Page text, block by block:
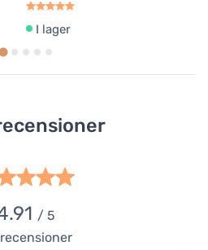
I lager
/ 5